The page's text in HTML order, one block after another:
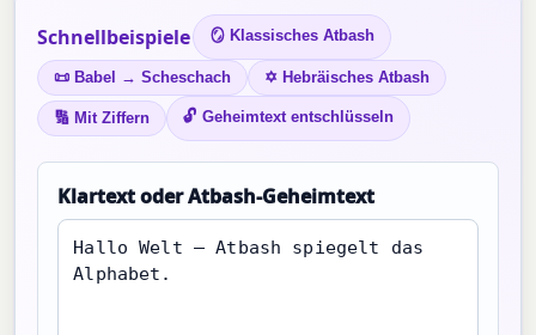
Schnellbeispiele 🪞 Klassisches Atbash
📜 Babel → Scheschach ✡ Hebräisches Atbash
🔢 Mit Ziffern 🔓 Geheimtext entschlüsseln
Klartext oder Atbash-Geheimtext